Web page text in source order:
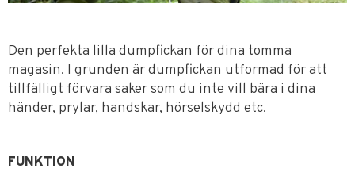
Den perfekta lilla dumpfickan för dina tomma
magasin. I grunden är dumpfickan utformad för att
tillfälligt förvara saker som du inte vill bära i dina
händer, prylar, handskar, hörselskydd etc.
FUNKTION